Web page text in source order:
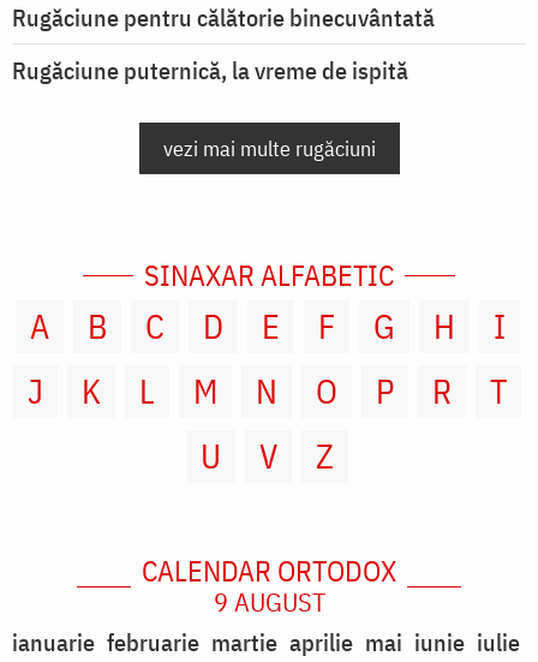
Rugăciune pentru călătorie binecuvântată
Rugăciune puternică, la vreme de ispită
vezi mai multe rugăciuni
SINAXAR ALFABETIC
A B C D E F G H
I
J
K L M N O P R
T
U
V Z
CALENDAR ORTODOX
9 AUGUST
ianuarie februarie martie aprilie mai iunie iulie